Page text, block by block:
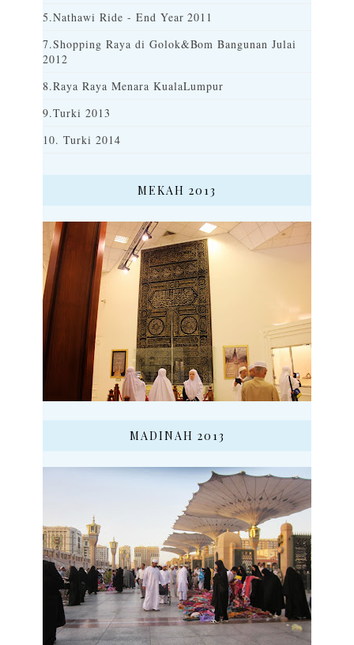
5.Nathawi Ride - End Year 2011
7.Shopping Raya di Golok&Bom Bangunan Julai
2012
8.Raya Raya Menara KualaLumpur
9.Turki 2013
10. Turki 2014
MEKAH 2013
MADINAH 2013